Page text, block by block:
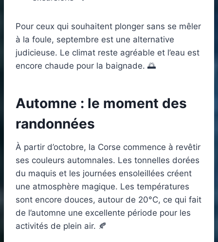
Pour ceux qui souhaitent plonger sans se mêler
à la foule, septembre est une alternative
judicieuse. Le climat reste agréable et l’eau est
encore chaude pour la baignade. 🌅
Automne : le moment des
randonnées
À partir d’octobre, la Corse commence à revêtir
ses couleurs automnales. Les tonnelles dorées
du maquis et les journées ensoleillées créent
une atmosphère magique. Les températures
sont encore douces, autour de 20°C, ce qui fait
de l’automne une excellente période pour les
activités de plein air. 🍂